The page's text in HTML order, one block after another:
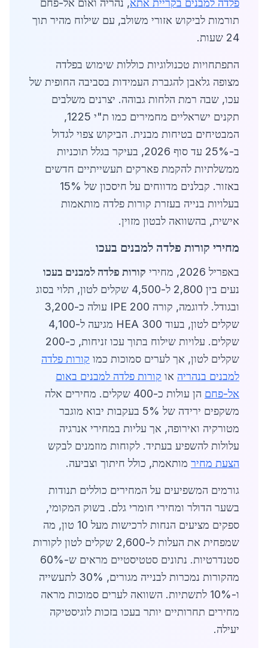
פלדה למבנים בקריית אתא, נהריה ואום אל-פחם
תורמות לביקוש אזורי משולב, עם שילוח מהיר תוך
24 שעות.
התפתחויות טכנולוגיות כוללות שימוש בפלדה
מצופה גלאבן להגברת העמידות בסביבה החופית של
עכו, שבה רמת הלחות גבוהה. יצרנים משלבים
תקנים ישראליים מחמירים כמו ת"י 1225,
המבטיחים בטיחות מבנית. הביקוש צפוי לגדול
ב-25% עד סוף 2026, בעיקר בגלל תוכניות
ממשלתיות להקמת פארקים תעשייתיים חדשים
באזור. קבלנים מדווחים על חיסכון של 15%
בעלויות בנייה בעזרת קורות פלדה מותאמות
אישית, בהשוואה לבטון מזוין.
מחירי קורות פלדה למבנים בעכו
באפריל 2026, מחירי
קורות פלדה למבנים בעכו
נעים בין 2,800 ל-4,500 שקלים לטון, תלוי בסוג
ובגודל. לדוגמה, קורה IPE 200 עולה כ-3,200
שקלים לטון, בעוד HEA 300 מגיעה ל-4,100
שקלים. עלויות שילוח בתוך עכו זניחות, כ-200
שקלים לטון, אך לערים סמוכות כמו קורות פלדה
למבנים בנהריה או קורות פלדה למבנים באום
אל-פחם
הן עולות כ-400 שקלים. מחירים אלה
משקפים ירידה של 5% בעקבות יבוא מוגבר
מטורקיה ואירופה, אך עליות במחירי אנרגיה
עלולות להשפיע בעתיד. לקוחות מוזמנים לבקש
הצעת מחיר מותאמת, כולל חיתוך וצביעה.
גורמים המשפיעים על המחירים כוללים תנודות
בשער הדולר ומחירי חומרי גלם. בשוק המקומי,
ספקים מציעים הנחות לרכישות מעל 10 טון, מה
שמפחית את העלות ל-2,600 שקלים לטון לקורות
סטנדרטיות. נתונים סטטיסטיים מראים ש-60%
מהקורות נמכרות לבנייה מגורים, 30% לתעשייה
ו-10% לתשתיות. השוואה לערים סמוכות מראה
מחירים תחרותיים יותר בעכו בזכות לוגיסטיקה
יעילה.